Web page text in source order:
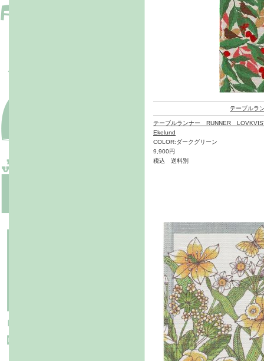
テーブルラ
テーブルランナー RUNNER
Ekelund
COLOR:ダークグリーン
9,900円
税込 送料別